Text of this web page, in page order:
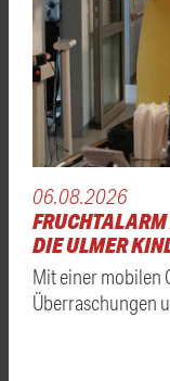
06.08.2026
DIE ULMER
Mit einer mobilen
Überraschungen